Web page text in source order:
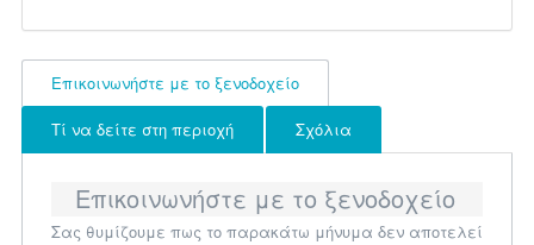
Επικοινωνήστε με το ξενοδοχείο
Τί να δείτε στη περιοχή Σχόλια
Επικοινωνήστε με το ξενοδοχείο
Σας θυμίζουμε πως το παρακάτω μήνυμα δεν αποτελεί